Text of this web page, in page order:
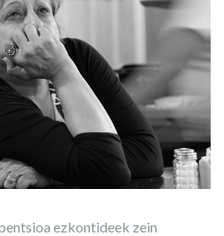
ezkontideek zein